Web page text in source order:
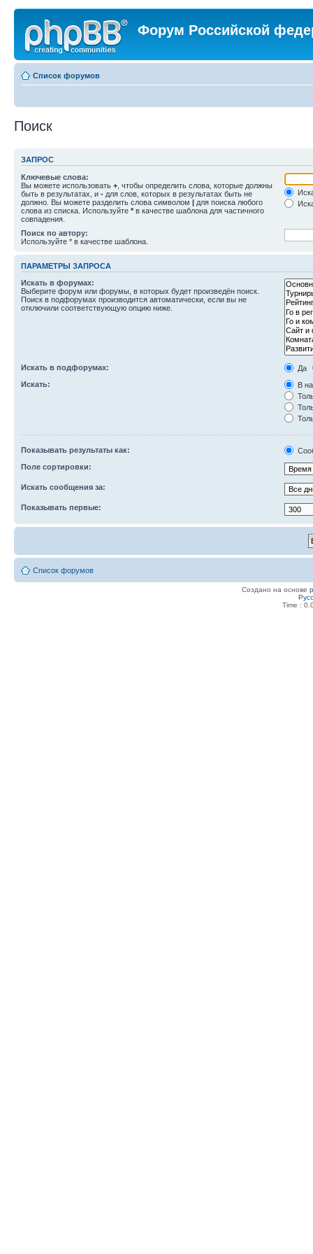
Форум Российской
Список форумов
Поиск
ЗАПРОС
Ключевые слова:
Вы можете использовать + , чтобы определить слова, которые должны
быть в результатах, и - для слов, которых в результатах быть не
должно. Вы можете разделить слова символом | для поиска любого
слова из списка. Используйте * в качестве шаблона для частичного
совпадения.
Поиск по автору:
Используйте * в качестве шаблона.
ПАРАМЕТРЫ ЗАПРОСА
Искать в форумах:
Выберите форум или форумы, в которых будет произведён поиск.
Поиск в подфорумах производится автоматически, если вы не
отключили соответствующую опцию ниже.
Искать в подфорумах:
Да
Искать:
В
Показывать результаты как:
Поле сортировки:
Искать сообщения за:
Показывать первые:
Список форумов
Создано на основе
Time :